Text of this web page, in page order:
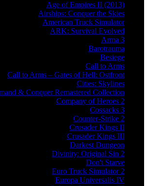
Age of Empires II (2013)
Airships: Conquer the Skies
American Truck Simulator
ARK: Survival Evolved
Arma 3
Barotrauma
Besiege
Call to Arms
Call to Arms – Gates of Hell: Ostfront
Cities: Skylines
& Conquer Remastered Collection
Company of Heroes 2
Cossacks 3
Counter-Strike 2
Crusader Kings II
Crusader Kings III
Darkest Dungeon
Divinity: Original Sin 2
Don't Starve
Euro Truck Simulator 2
Europa Universalis IV